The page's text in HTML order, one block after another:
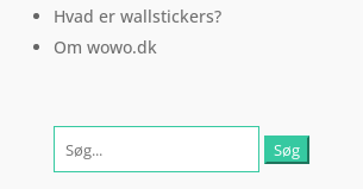
Hvad er wallstickers?
Om wowo.dk
efter: